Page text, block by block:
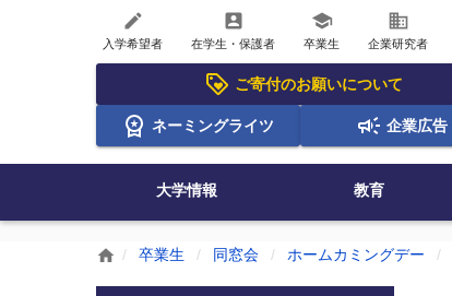
create
入学希望者
account_box
在学生・保護者
school
卒業生
business
企業研究者
ご寄付のお願いについて
ネーミングライツ 企業広告
大学情報 教育
home 卒業生 同窓会 ホームカミングデー